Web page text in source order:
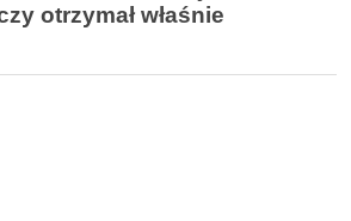
otrzymał właśnie